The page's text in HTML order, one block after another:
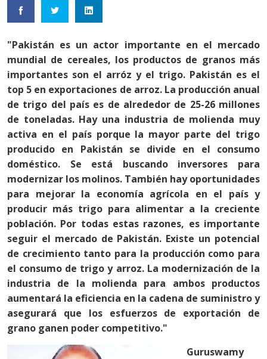
"Pakistán es un actor importante en el mercado
mundial de cereales, los productos de granos más
importantes son el arróz y el trigo. Pakistán es el
top 5 en exportaciones de arroz. La producción anual
de trigo del país es de alrededor de 25-26 millones
de toneladas. Hay una industria de molienda muy
activa en el país porque la mayor parte del trigo
producido en Pakistán se divide en el consumo
doméstico. Se está buscando inversores para
modernizar los molinos. También hay oportunidades
para mejorar la economía agrícola en el país y
producir más trigo para alimentar a la creciente
población. Por todas estas razones, es importante
seguir el mercado de Pakistán. Existe un potencial
de crecimiento tanto para la producción como para
el consumo de trigo y arroz. La modernización de la
industria de la molienda para ambos productos
aumentará la eficiencia en la cadena de suministro y
asegurará que los esfuerzos de exportación de
grano ganen poder competitivo."
Guruswamy